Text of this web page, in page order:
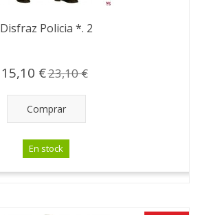
Disfraz Policia *. 2
15,10 €23,10 €
Comprar
En stock